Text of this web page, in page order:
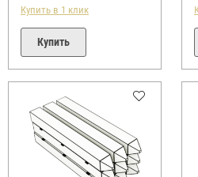
Купить в 1 клик
Купить